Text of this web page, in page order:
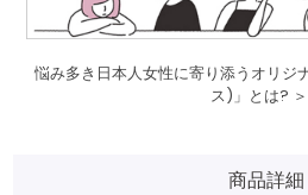
悩み多き日本人女性に寄り添うオリ
ス)」とは?
商品詳細